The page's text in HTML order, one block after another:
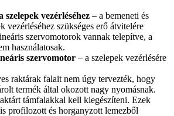
szelepek vezérléséhez – a bemeneti és
vezérléséhez szükséges erő átvitelére
szervomotorok vannak telepítve, a
használatosak.
szervomotor – a szelepek vezérlésére
raktárak falait nem úgy tervezték, hogy
termék által okozott nagy nyomásnak.
támfalakkal kell kiegészíteni. Ezek
profilozott és horganyzott lemezből